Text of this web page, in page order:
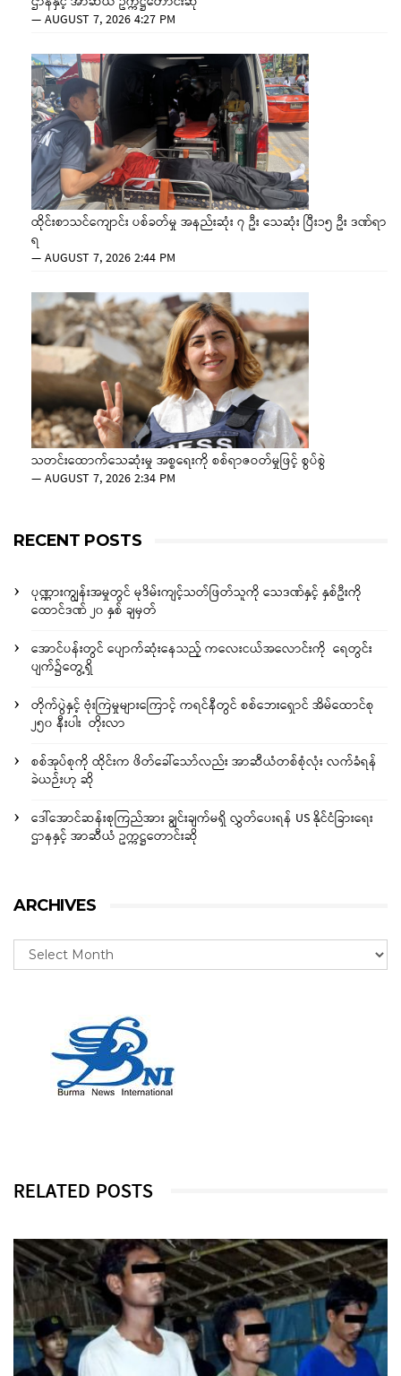
—AUGUST 7, 2026 4:27 PM
ထိုင်းစာသင်ကျောင်း ပစ်ခတ်မှု အနည်းဆုံး ၇ ဦး သေဆုံး ပြီး၁၅ ဦး ဒဏ်ရာ
ရ
—AUGUST 7, 2026 2:44 PM
သတင်းထောက်သေဆုံးမှု အစ္စရေးကို စစ်ရာဇဝတ်မှုဖြင့် စွပ်စွဲ
—AUGUST 7, 2026 2:34 PM
RECENT POSTS
ပုဏ္ဏားကျွန်းအမှုတွင် မုဒိမ်းကျင့်သတ်ဖြတ်သူကို သေဒဏ်နှင့် နှစ်ဦးကို
ထောင်ဒဏ် ၂၀ နှစ် ချမှတ်
အောင်ပန်းတွင် ပျောက်ဆုံးနေသည့် ကလေးငယ်အလောင်းကို ရေတွင်း
ပျက်၌တွေ့ရှိ
တိုက်ပွဲနှင့် ဗုံးကြဲမှုများကြောင့် ကရင်နီတွင် စစ်ဘေးရှောင် အိမ်ထောင်စု
၂၅၀ နီးပါး တိုးလာ
စစ်အုပ်စုကို ထိုင်းက ဖိတ်ခေါ်သော်လည်း အာဆီယံတစ်စုံလုံး လက်ခံရန်
ခဲယဉ်းဟု ဆို
ဒေါ်အောင်ဆန်းစုကြည်အား ချွင်းချက်မရှိ လွှတ်ပေးရန် US နိုင်ငံခြားရေး
ဌာနနှင့် အာဆီယံ ဥက္ကဋ္ဌတောင်းဆို
ARCHIVES
RELATED POSTS